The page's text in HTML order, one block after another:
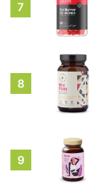
7
8
9